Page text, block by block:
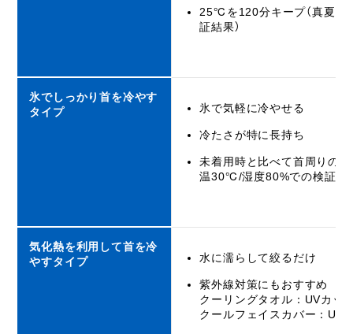
25℃を120分キープ（真夏の
証結果）
氷でしっかり首を冷やす
タイプ
氷で気軽に冷やせる
冷たさが特に長持ち
未着用時と比べて首周りの
温30℃/湿度80%での検証結
気化熱を利用して首を冷
やすタイプ
水に濡らして絞るだけ
紫外線対策にもおすすめ
クーリングタオル：UVカッ
クールフェイスカバー：UV